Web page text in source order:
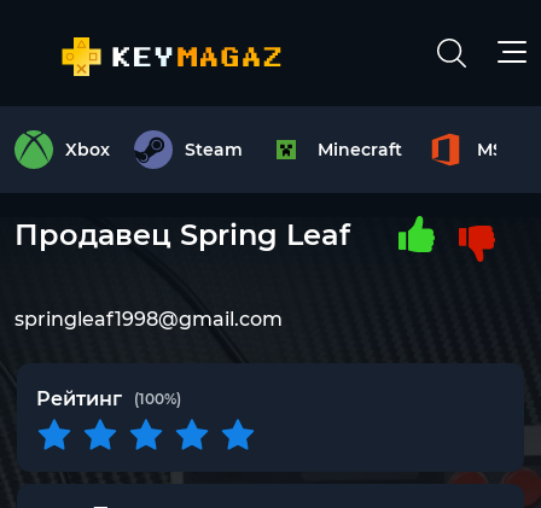
Xbox Steam Minecraft MS
Продавец Spring Leaf
springleaf1998@gmail.com
Рейтинг (100%)